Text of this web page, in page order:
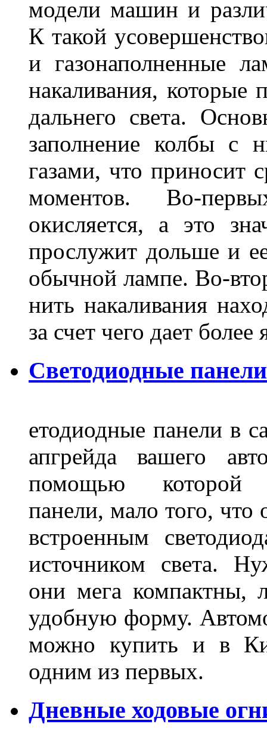
модели машин и
К такой
и газонаполненные
накаливания,
дальнего света.
заполнение колбы с
газами, что приносит
моментов. Во-
окисляется, а это
прослужит дольше и
обычной лампе. Во-
нить накаливания
за счет чего дает
Светодиодные
етодиодные панели в
апгрейда вашего
помощью
панели, мало того, что
встроенным
источником света.
они мега компактны,
удобную форму.
можно купить и в
одним из первых.
Дневные ходовые